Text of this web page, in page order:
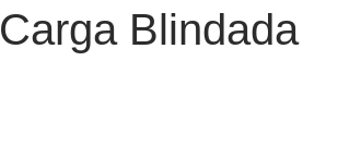
Carga Blindada